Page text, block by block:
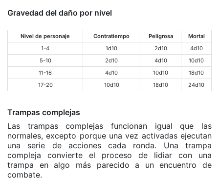
Gravedad del daño por nivel
Nivel de personaje Contratiempo Peligrosa
Mortal
1-4
1d10 2d10
4d10
5-10
2d10 4d10
10d10
11-16
4d10 10d10
18d10
17-20
10d10 18d10 24d10
Trampas complejas
Las trampas complejas funcionan igual que las
normales, excepto porque una vez activadas ejecutan
una serie de acciones cada ronda. Una trampa
compleja convierte el proceso de lidiar con una
trampa en algo más parecido a un encuentro de
combate.